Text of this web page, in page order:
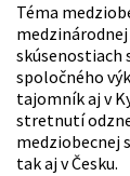
Téma
skúsenostiach
spoločného
tajomník aj v
stretnutí
medziobecnej
tak aj v Česku.